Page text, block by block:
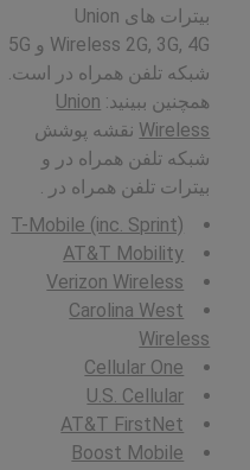
بیترات های Union
Wireless 2G, 3G, 4G و 5G
شبکه تلفن همراه در است.
همچنین ببینید: Union
Wireless نقشه پوشش
شبکه تلفن همراه در و
بیترات تلفن همراه در .
T-Mobile (inc. Sprint)
AT&T Mobility
Verizon Wireless
Carolina West
Wireless
Cellular One
U.S. Cellular
AT&T FirstNet
Boost Mobile